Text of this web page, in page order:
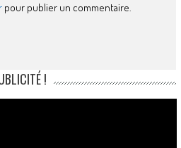
pour publier un commentaire.
!